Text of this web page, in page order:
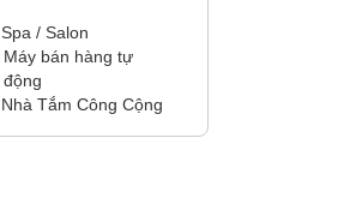
Spa / Salon
Máy bán hàng tự
động
Nhà Tắm Công Cộng